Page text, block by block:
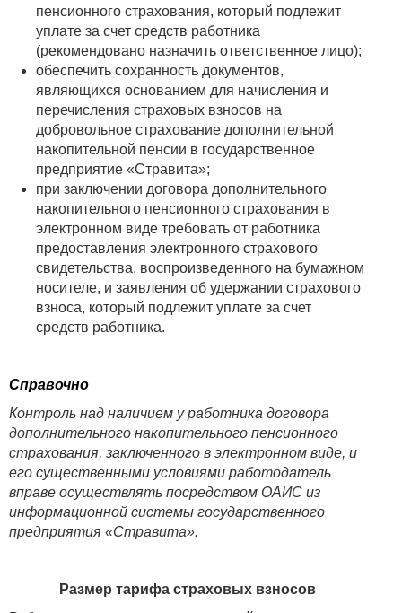
пенсионного страхования, который подлежит
уплате за счет средств работника
(рекомендовано назначить ответственное лицо);
обеспечить сохранность документов,
являющихся основанием для начисления и
перечисления страховых взносов на
добровольное страхование дополнительной
накопительной пенсии в государственное
предприятие «Стравита»;
при заключении договора дополнительного
накопительного пенсионного страхования в
электронном виде требовать от работника
предоставления электронного страхового
свидетельства, воспроизведенного на бумажном
носителе, и заявления об удержании страхового
взноса, который подлежит уплате за счет
средств работника.
Справочно
Контроль над наличием у работника договора
дополнительного накопительного пенсионного
страхования, заключенного в электронном виде, и
его существенными условиями работодатель
вправе осуществлять посредством ОАИС из
информационной системы государственного
предприятия «Стравита».
Размер тарифа страховых взносов